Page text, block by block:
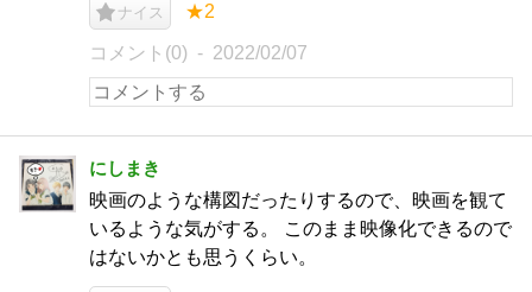
ナイス ★2
コメント(0) 2022/02/07
にしまき
映画のような構図だったりするので、映画を観て
いるような気がする。 このまま映像化できるので
はないかとも思うくらい。